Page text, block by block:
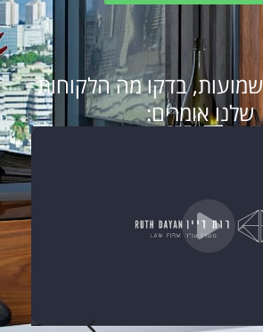
בדקו מה הלקוחות
שלנו אומרים: